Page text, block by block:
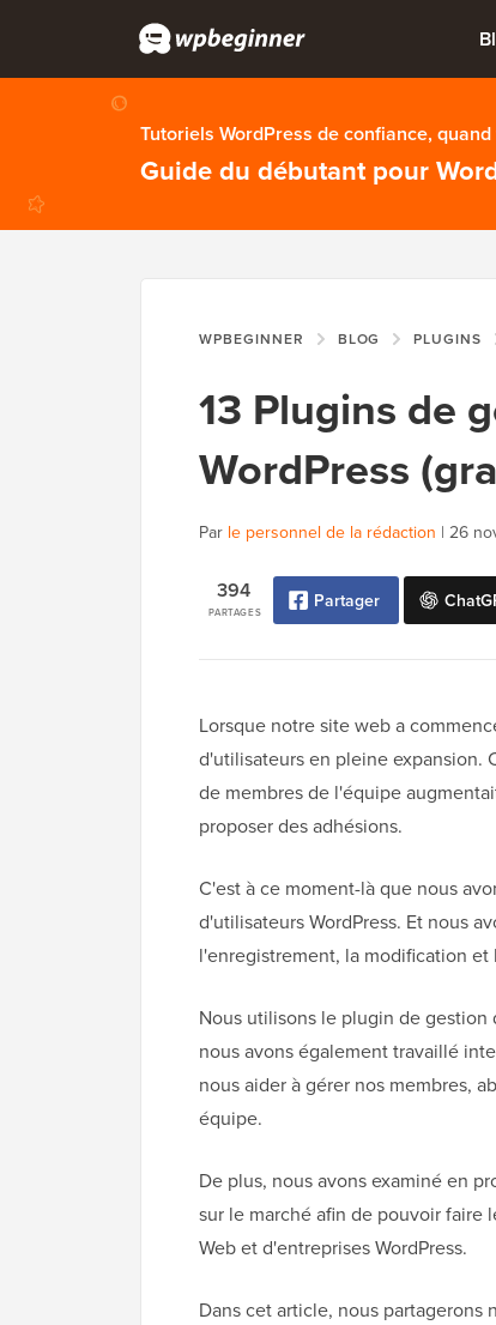
Tutoriels WordPress de confiance,
Guide du débutant pour
WPBEGINNER BLOG PLUGINS
13 Plugins de
WordPress
Par le personnel de la rédaction | 26
PARTAGES
394 Partager
Lorsque notre site web a
d'utilisateurs en pleine expansion.
de membres de l'équipe
proposer des adhésions.
C'est à ce moment-là que nous
d'utilisateurs WordPress. Et nous
l'enregistrement, la modification et
Nous utilisons le plugin de
nous avons également travaillé
nous aider à gérer nos membres,
équipe.
De plus, nous avons examiné en
sur le marché afin de pouvoir faire
Web et d'entreprises WordPress.
Dans cet article, nous partagerons